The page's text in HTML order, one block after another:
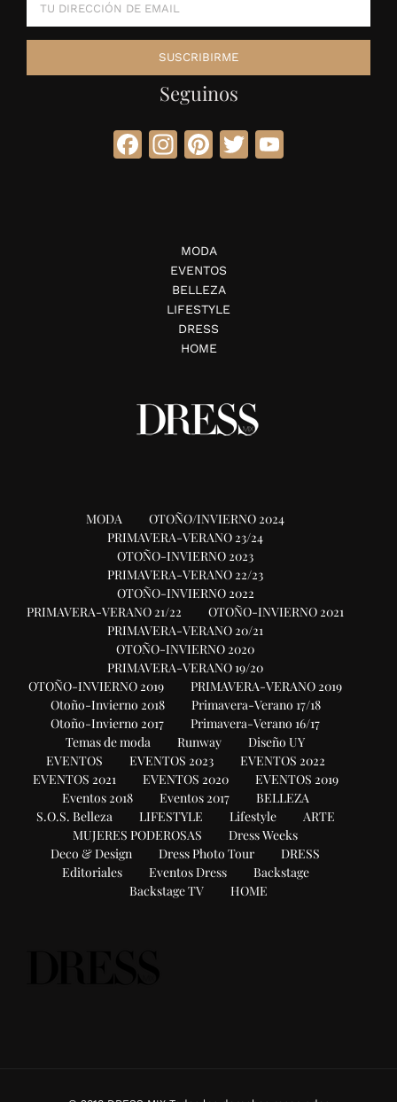
Seguinos
Facebook
Instagram
Pinterest
Twitter
MODA
EVENTOS
BELLEZA
LIFESTYLE
DRESS
HOME
MODA
OTOÑO/INVIERNO 2024
PRIMAVERA-VERANO 23/24
OTOÑO-INVIERNO 2023
PRIMAVERA-VERANO 22/23
OTOÑO-INVIERNO 2022
PRIMAVERA-VERANO 21/22
OTOÑO-INVIERNO 2021
PRIMAVERA-VERANO 20/21
OTOÑO-INVIERNO 2020
PRIMAVERA-VERANO 19/20
OTOÑO-INVIERNO 2019
PRIMAVERA-VERANO 2019
Otoño-Invierno 2018
Primavera-Verano 17/18
Otoño-Invierno 2017
Primavera-Verano 16/17
Temas de moda
Runway
Diseño UY
EVENTOS
EVENTOS 2023
EVENTOS 2022
EVENTOS 2021
EVENTOS 2020
EVENTOS 2019
Eventos 2018
Eventos 2017
BELLEZA
S.O.S. Belleza
LIFESTYLE Lifestyle
ARTE
MUJERES PODEROSAS
Dress Weeks
Deco & Design
Dress Photo Tour
DRESS
Editoriales
Eventos Dress
Backstage
Backstage TV
HOME